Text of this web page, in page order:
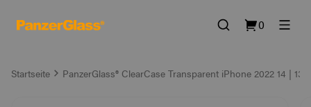
0
Startseite PanzerGlass® ClearCase Transparent iPhone 2022 14 | 13